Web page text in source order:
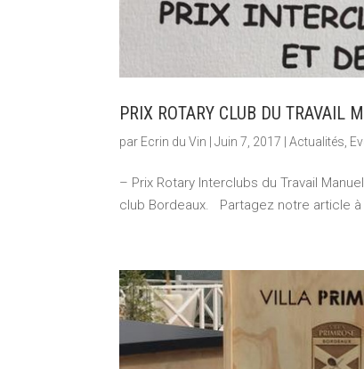
PRIX ROTARY CLUB DU TRAVAIL
par Ecrin du Vin |Juin 7, 2017 |Actualités
– Prix Rotary Interclubs du Travail
club Bordeaux. Partagez notre article à